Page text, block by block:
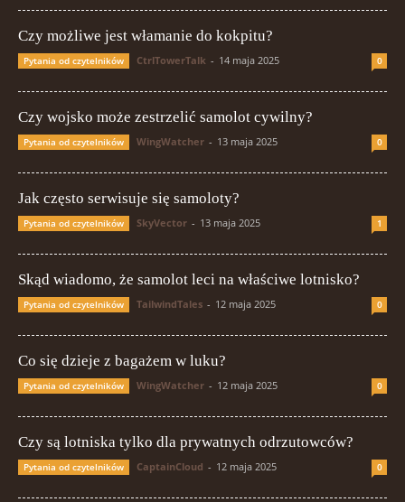
Czy możliwe jest włamanie do kokpitu?
Pytania od czytelników CtrlTowerTalk - 14 maja 2025 0
Czy wojsko może zestrzelić samolot cywilny?
Pytania od czytelników WingWatcher - 13 maja 2025 0
Jak często serwisuje się samoloty?
Pytania od czytelników SkyVector - 13 maja 2025 1
Skąd wiadomo, że samolot leci na właściwe lotnisko?
Pytania od czytelników TailwindTales - 12 maja 2025 0
Co się dzieje z bagażem w luku?
Pytania od czytelników WingWatcher - 12 maja 2025 0
Czy są lotniska tylko dla prywatnych odrzutowców?
Pytania od czytelników CaptainCloud - 12 maja 2025 0